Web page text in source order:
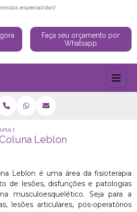
especialistas!
Faça seu orçamento por
Whatsapp
PARA COLUNA LEBLON
Leblon
Leblon é uma área da fisioterapia
de lesões, disfunções e patologias
musculoesquelético. Seja para a
lesões articulares, pós-operatórios